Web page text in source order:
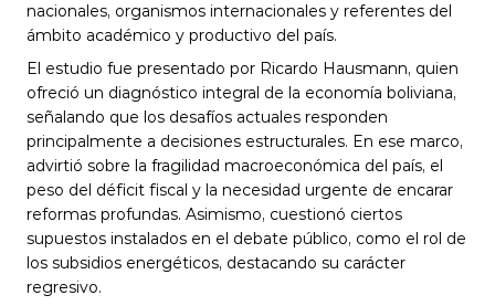
nacionales, organismos internacionales y referentes del
ámbito académico y productivo del país.
El estudio fue presentado por Ricardo Hausmann, quien
ofreció un diagnóstico integral de la economía boliviana,
señalando que los desafíos actuales responden
principalmente a decisiones estructurales. En ese marco,
advirtió sobre la fragilidad macroeconómica del país, el
peso del déficit fiscal y la necesidad urgente de encarar
reformas profundas. Asimismo, cuestionó ciertos
supuestos instalados en el debate público, como el rol de
los subsidios energéticos, destacando su carácter
regresivo.